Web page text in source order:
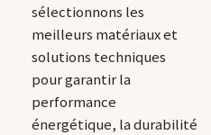
sélectionnons les
meilleurs matériaux et
solutions techniques
pour garantir la
performance
énergétique, la durabilité